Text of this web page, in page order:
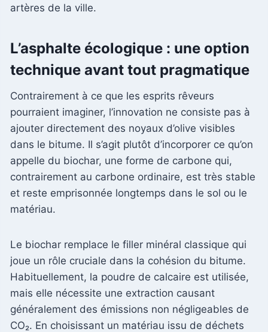
artères de la ville.
L’asphalte écologique : une option
technique avant tout pragmatique
Contrairement à ce que les esprits rêveurs
pourraient imaginer, l’innovation ne consiste pas à
ajouter directement des noyaux d’olive visibles
dans le bitume. Il s’agit plutôt d’incorporer ce qu’on
appelle du biochar, une forme de carbone qui,
contrairement au carbone ordinaire, est très stable
et reste emprisonnée longtemps dans le sol ou le
matériau.
Le biochar remplace le filler minéral classique qui
joue un rôle cruciale dans la cohésion du bitume.
Habituellement, la poudre de calcaire est utilisée,
mais elle nécessite une extraction causant
généralement des émissions non négligeables de
CO₂. En choisissant un matériau issu de déchets